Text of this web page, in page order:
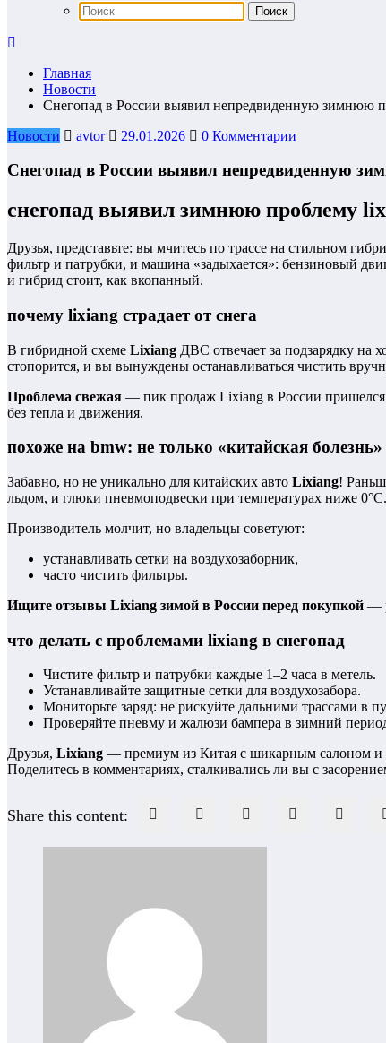
Главная
Новости
Снегопад в России выявил непредвиденную зимнюю
Новости
avtor 29.01.2026 0 Комментарии
Снегопад в России выявил непредвиденную
снегопад выявил зимнюю проблему
Друзья, представьте: вы мчитесь по трассе на стильном
фильтр и патрубки, и машина «задыхается»: бензиновый
и гибрид стоит, как вкопанный.
почему lixiang страдает от снега
В гибридной схеме Lixiang ДВС отвечает за подзарядку на
стопорится, и вы вынуждены останавливаться чистить
Проблема свежая — пик продаж Lixiang в России пришелся
без тепла и движения.
похоже на bmw: не только «китайская болезнь»
Забавно, но не уникально для китайских авто Lixiang!
льдом, и глюки пневмоподвески при температурах ниже 0°C.
Производитель молчит, но владельцы советуют:
устанавливать сетки на воздухозаборник,
часто чистить фильтры.
Ищите отзывы Lixiang зимой в России перед покупкой —
что делать с проблемами lixiang в снегопад
Чистите фильтр и патрубки каждые 1–2 часа в метель.
Устанавливайте защитные сетки для воздухозабора.
Мониторьте заряд: не рискуйте дальними трассами в
Проверяйте пневму и жалюзи бампера в зимний
Друзья, Lixiang — премиум из Китая с шикарным салоном и
Поделитесь в комментариях, сталкивались ли вы с
Share this content: